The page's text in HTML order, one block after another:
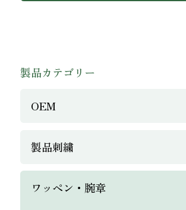
製品カテゴリー
OEM
製品刺繍
ワッペン・腕章